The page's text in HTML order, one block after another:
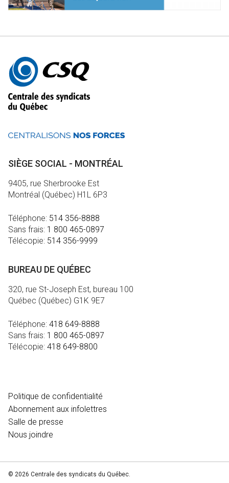
Autres
informations
SIÈGE SOCIAL - MONTRÉAL
9405, rue Sherbrooke Est
Montréal (Québec) H1L 6P3
Téléphone: 514 356-8888
Sans frais: 1 800 465-0897
Télécopie: 514 356-9999
BUREAU DE QUÉBEC
320, rue St-Joseph Est, bureau 100
Québec (Québec) G1K 9E7
Téléphone: 418 649-8888
Sans frais: 1 800 465-0897
Télécopie: 418 649-8800
Politique de confidentialité
Abonnement aux infolettres
Salle de presse
Nous joindre
© 2026 Centrale des syndicats du Québec.